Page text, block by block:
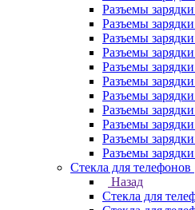
Разъемы
Разъемы
Разъемы
Разъемы
Разъемы
Разъемы
Разъемы
Разъемы
Разъемы
Разъемы
Разъемы
Стекла для телефонов
Назад
Стекла для